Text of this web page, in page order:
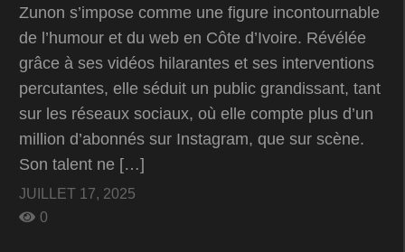
Zunon s’impose comme une figure incontournable
de l’humour et du web en Côte d’Ivoire. Révélée
grâce à ses vidéos hilarantes et ses interventions
percutantes, elle séduit un public grandissant, tant
sur les réseaux sociaux, où elle compte plus d’un
million d’abonnés sur Instagram, que sur scène.
Son talent ne […]
JUILLET 17, 2025
0